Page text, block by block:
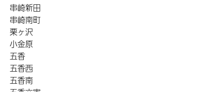
串崎新田
串崎南町
栗ヶ沢
小金原
五香
五香西
五香南